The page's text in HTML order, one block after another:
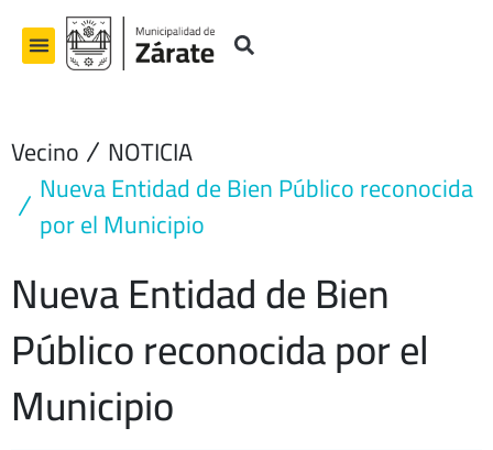
contenido
Vecino NOTICIA
Nueva Entidad de Bien Público reconocida
por el Municipio
Nueva Entidad de Bien
Público reconocida por el
Municipio